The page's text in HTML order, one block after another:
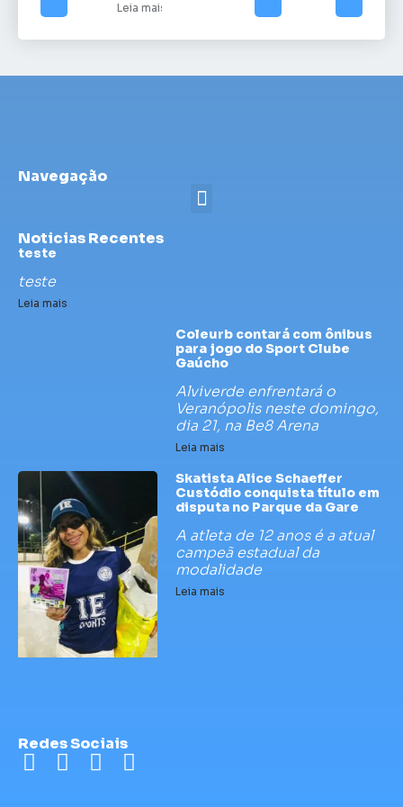
Leia mais
Navegação
Noticias Recentes
teste
teste
Leia mais
Coleurb contará com ônibus
para jogo do Sport Clube
Gaúcho
Alviverde enfrentará o
Veranópolis neste domingo,
dia 21, na Be8 Arena
Leia mais
Skatista Alice Schaeffer
Custódio conquista título em
disputa no Parque da Gare
A atleta de 12 anos é a atual
campeã estadual da
modalidade
Leia mais
Redes Sociais